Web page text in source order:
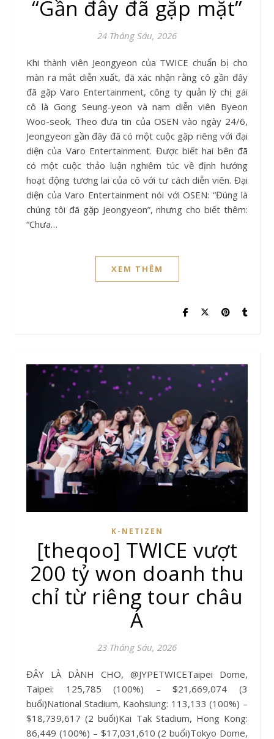
“Gần đây đã gặp mặt”
24 Tháng Sáu, 2026
Khi thành viên Jeongyeon của TWICE chuẩn bị cho
màn ra mắt diễn xuất, đã xác nhận rằng cô gần đây
đã gặp Varo Entertainment, công ty quản lý chị gái
cô là Gong Seung-yeon và nam diễn viên Byeon
Woo-seok. Theo đưa tin của OSEN vào ngày 24/6,
Jeongyeon gần đây đã có một cuộc gặp riêng với đại
diện của Varo Entertainment. Được biết hai bên đã
có một cuộc thảo luận nghiêm túc về định hướng
hoạt động tương lai của cô với tư cách diễn viên. Đại
diện của Varo Entertainment nói với OSEN: “Đúng là
chúng tôi đã gặp Jeongyeon”, nhưng cho biết thêm:
“Chưa…
XEM THÊM
K-NETIZEN
[theqoo] TWICE vượt
200 tỷ won doanh thu
chỉ từ riêng tour châu
Á
23 Tháng Sáu, 2026
ĐÂY LÀ DÀNH CHO, @JYPETWICETaipei Dome,
Taipei: 125,785 (100%) – $21,669,074 (3
buổi)National Stadium, Kaohsiung: 113,133 (100%) –
$18,739,617 (2 buổi)Kai Tak Stadium, Hong Kong:
86,449 (100%) – $17,031,610 (2 buổi)Tokyo Dome,